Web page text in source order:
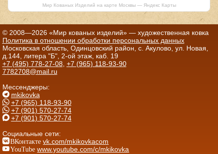
Мир Кованых Изделий на карте Москвы — Яндекс Карты
© 2008—2026 «Мир кованых изделий» — художественная ковка
Политика в отношении обработки персональных данных
Московская область, Одинцовский район, с. Акулово, ул. Новая,
д.144, литера "Б", 2-ой этаж, каб. 19
+7 (495) 778-27-08, +7 (965) 118-93-90
7782708@mail.ru
Мессенджеры:
mkikovka
+7 (965) 118-93-90
+7 (901) 570-27-74
+7 (901) 570-27-74
Социальные сети:
ВКонтакте vk.com/mkikovkacom
YouTube www.youtube.com/c/mkikovka